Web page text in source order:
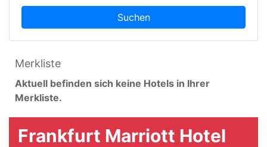
Suchen
Merkliste
Aktuell befinden sich keine Hotels in Ihrer
Merkliste.
Frankfurt Marriott Hotel